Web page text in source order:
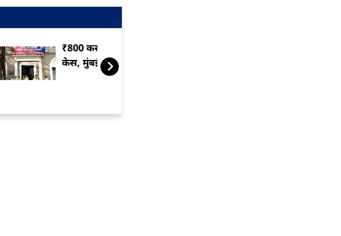
₹800 करोड़ की क्रिप्टो मनी ट्रेल
केस, मुंबई-पुणे-बेंगलुरु में छापे